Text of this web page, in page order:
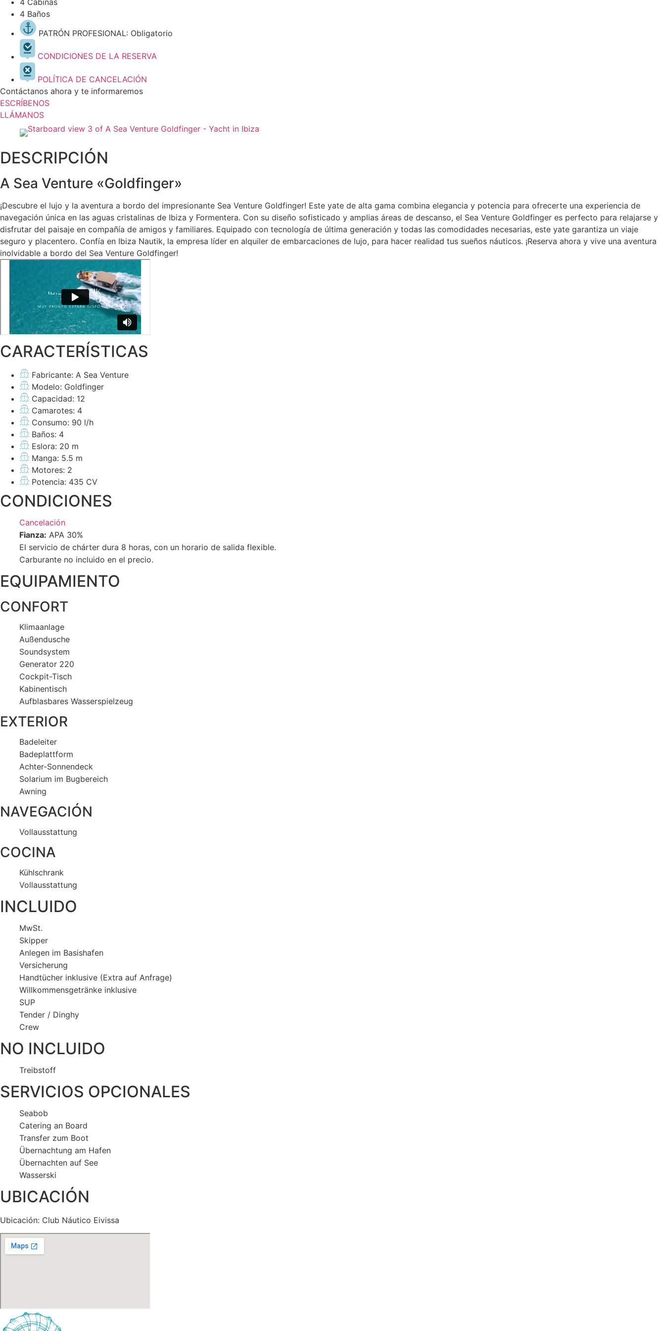
4 Cabinas
4 Baños
PATRÓN PROFESIONAL: Obligatorio
CONDICIONES DE LA RESERVA
POLÍTICA DE CANCELACIÓN
Contáctanos ahora y te informaremos
ESCRÍBENOS
LLÁMANOS
DESCRIPCIÓN
A Sea Venture «Goldfinger»
¡Descubre el lujo y la aventura a bordo del impresionante Sea Venture Goldfinger! Este yate de alta gama combina elegancia y potencia para ofrecerte una experiencia de
navegación única en las aguas cristalinas de Ibiza y Formentera. Con su diseño sofisticado y amplias áreas de descanso, el Sea Venture Goldfinger es perfecto para relajarse y
disfrutar del paisaje en compañía de amigos y familiares. Equipado con tecnología de última generación y todas las comodidades necesarias, este yate garantiza un viaje
seguro y placentero. Confía en Ibiza Nautik, la empresa líder en alquiler de embarcaciones de lujo, para hacer realidad tus sueños náuticos. ¡Reserva ahora y vive una aventura
inolvidable a bordo del Sea Venture Goldfinger!
CARACTERÍSTICAS
Fabricante: A Sea Venture
Modelo: Goldfinger
Capacidad: 12
Camarotes: 4
Consumo: 90 l/h
Baños: 4
Eslora: 20 m
Manga: 5.5 m
Motores: 2
Potencia: 435 CV
CONDICIONES
Cancelación
Fianza: APA 30%
El servicio de chárter dura 8 horas, con un horario de salida flexible.
Carburante no incluido en el precio.
EQUIPAMIENTO
CONFORT
Klimaanlage
Außendusche
Soundsystem
Generator 220
Cockpit-Tisch
Kabinentisch
Aufblasbares Wasserspielzeug
EXTERIOR
Badeleiter
Badeplattform
Achter-Sonnendeck
Solarium im Bugbereich
Awning
NAVEGACIÓN
Vollausstattung
COCINA
Kühlschrank
Vollausstattung
INCLUIDO
MwSt.
Skipper
Anlegen im Basishafen
Versicherung
Handtücher inklusive (Extra auf Anfrage)
Willkommensgetränke inklusive
SUP
Tender / Dinghy
Crew
NO INCLUIDO
Treibstoff
SERVICIOS OPCIONALES
Seabob
Catering an Board
Transfer zum Boot
Übernachtung am Hafen
Übernachten auf See
Wasserski
UBICACIÓN
Ubicación: Club Náutico Eivissa